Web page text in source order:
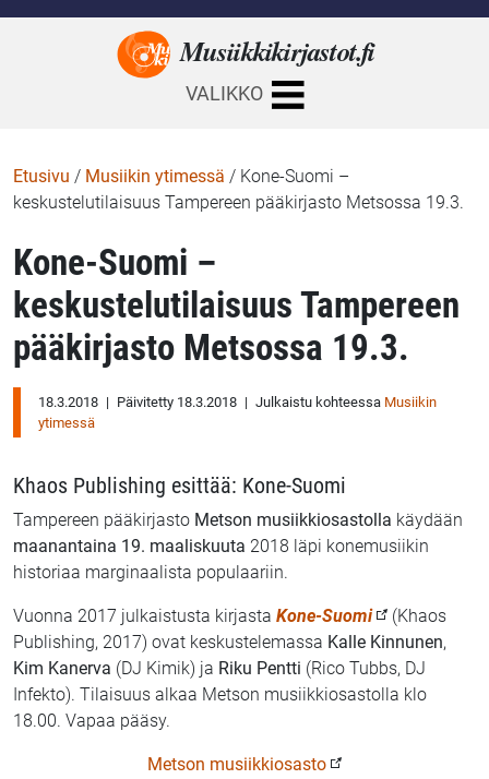
Musiikkikirjastot.fi
VALIKKO
Etusivu / Musiikin ytimessä / Kone-Suomi –
keskustelutilaisuus Tampereen pääkirjasto Metsossa 19.3.
Kone-Suomi –
keskustelutilaisuus Tampereen
pääkirjasto Metsossa 19.3.
18.3.2018 | Päivitetty 18.3.2018 | Julkaistu kohteessa Musiikin
ytimessä
Khaos Publishing esittää: Kone-Suomi
Tampereen pääkirjasto Metson musiikkiosastolla käydään
maanantaina 19. maaliskuuta 2018 läpi konemusiikin
historiaa marginaalista populaariin.
Vuonna 2017 julkaistusta kirjasta Kone-Suomi
(Khaos
Publishing, 2017) ovat keskustelemassa Kalle Kinnunen,
Kim Kanerva (DJ Kimik) ja Riku Pentti (Rico Tubbs, DJ
Infekto). Tilaisuus alkaa Metson musiikkiosastolla klo
18.00. Vapaa pääsy.
Metson musiikkiosasto